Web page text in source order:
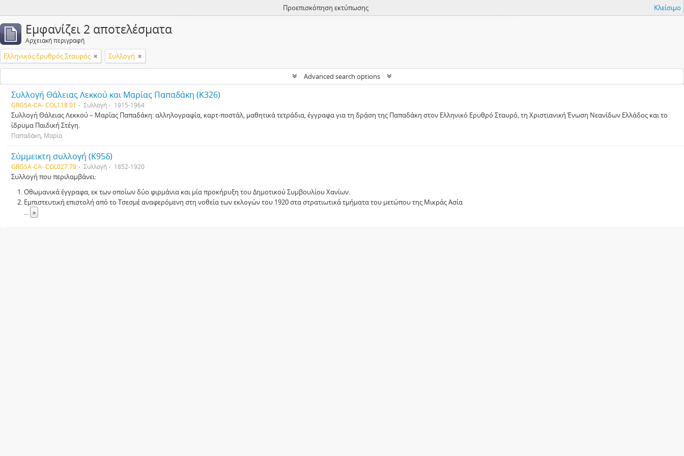
Προεπισκόπηση εκτύπωσης Κλείσιμο
Εμφανίζει 2 αποτελέσματα
Αρχειακή περιγραφή
Ελληνικός Ερυθρός Σταυρός Συλλογή
Advanced search options
Συλλογή Θάλειας Λεκκού και Μαρίας Παπαδάκη (Κ326)
GRGSA-CA- COL118.01 Συλλογή 1915-1964
Συλλογή Θάλειας Λεκκού – Μαρίας Παπαδάκη: αλληλογραφία, καρτ-ποστάλ, μαθητικά τετράδια, έγγραφα για τη δράση της Παπαδάκη στον Ελληνικό Ερυθρό Σταυρό, τη Χριστιανική Ένωση Νεανίδων Ελλάδος και το
ίδρυμα Παιδική Στέγη.
Παπαδάκη, Μαρία
Σύμμεικτη συλλογή (Κ95δ)
GRGSA-CA- COL027.79 Συλλογή 1852-1920
Συλλογή που περιλαμβάνει:
Οθωμανικά έγγραφα, εκ των οποίων δύο φιρμάνια και μία προκήρυξη του Δημοτικού Συμβουλίου Χανίων.
Εμπιστευτική επιστολή από το Τσεσμέ αναφερόμενη στη νοθεία των εκλογών του 1920 στα στρατιωτικά τμήματα του μετώπου της Μικράς Ασία
... »